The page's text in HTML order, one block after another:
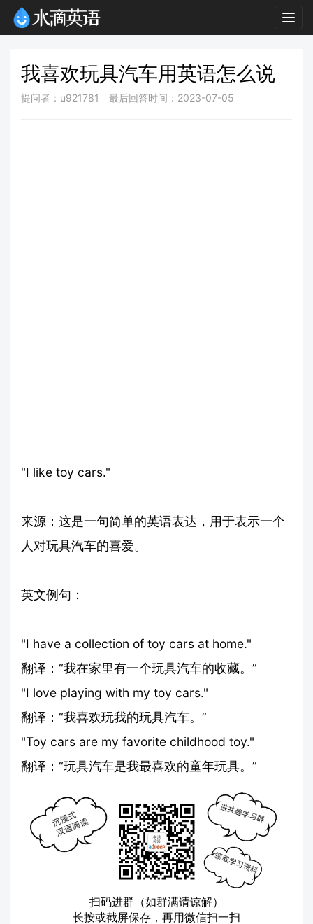
我喜欢玩具汽车用英语怎么说
提问者：u921781 最后回答时间：2023-07-05
"I like toy cars."
来源：这是一句简单的英语表达，用于表示一个
人对玩具汽车的喜爱。
英文例句：
"I have a collection of toy cars at home."
翻译：“我在家里有一个玩具汽车的收藏。”
"I love playing with my toy cars."
翻译：“我喜欢玩我的玩具汽车。”
"Toy cars are my favorite childhood toy."
翻译：“玩具汽车是我最喜欢的童年玩具。”
扫码进群（如群满请谅解）
长按或截屏保存，再用微信扫一扫